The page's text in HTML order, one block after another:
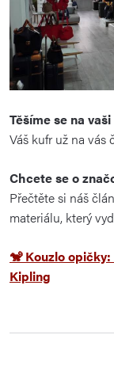
Těšíme se na
Váš kufr už na vás
Chcete se o
Přečtěte si náš
materiálu, který
🐒 Kouzlo
Kipling